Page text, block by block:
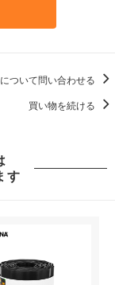
ついて問い合わせる
買い物を続ける
す